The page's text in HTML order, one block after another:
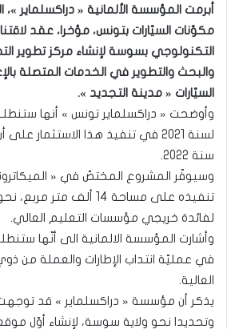
أبرمت المؤسسة الألمانية « دراكسلماير
مكوّنات السيّارات بتونس، مؤخرا، عقد
التكنولوجي بسوسة لإنشاء مركز تطوير
والبحث والتطوير في الخدمات المتصلة
السيّارات « مدينة التجديد ».
وأوضحت « دراكسلماير تونس » أنها ستنطلق
لسنة 2021 في تنفيذ هذا الاستثمار
سنة 2022.
وسيوفّر المشروع المختصّ في «
لفائدة خريجي مؤسسات التعليم العالي.
في عمليّة انتداب الإطارات والعملة من
العالية.
وتحديدا نحو ولاية سوسة، لإنشاء أوّل موقع